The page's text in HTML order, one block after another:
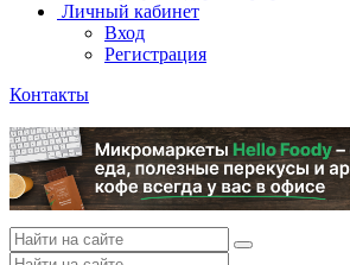
Личный кабинет
Вход
Регистрация
Контакты